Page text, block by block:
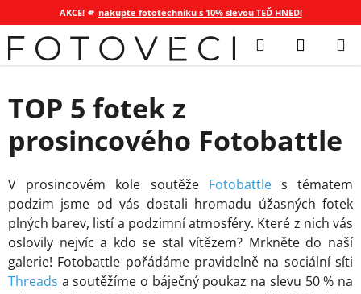
AKCE! 🫵 nakupte fototechniku s 10% slevou TEĎ HNED!
Přejít
na
obsah
Hledat
KOŠÍK
TOP 5 fotek z
prosincového Fotobattle
V prosincovém kole soutěže Fotobattles tématem
podzim jsme od vás dostali hromadu úžasných fotek
plných barev, listí a podzimní atmosféry. Které z nich vás
oslovily nejvíc a kdo se stal vítězem? Mrkněte do naší
galerie! Fotobattle pořádáme pravidelně na sociální síti
Threads a soutěžíme o báječný poukaz na slevu 50 % na